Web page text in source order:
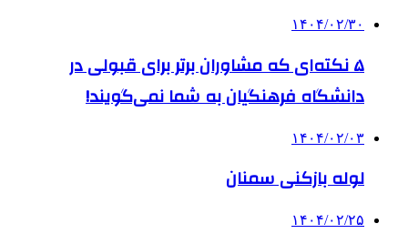
۱۴۰۴/۰۲/۳۰
۵ نکته‌ای که مشاوران برتر برای قبولی در
دانشگاه فرهنگیان به شما نمی‌گویند!
۱۴۰۴/۰۲/۰۳
لوله بازکنی سمنان
۱۴۰۴/۰۲/۲۵